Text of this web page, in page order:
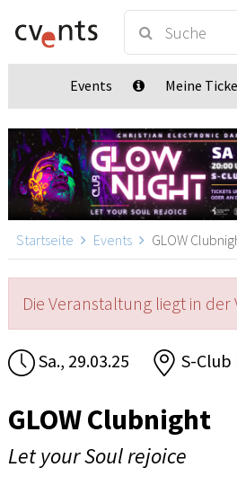
Events Meine
Startseite Events GLOW
Die Veranstaltung liegt in der
Sa., 29.03.25 S-Club
GLOW Clubnight
Let your Soul rejoice